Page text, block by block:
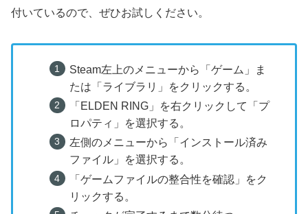
付いているので、ぜひお試しください。
Steam左上のメニューから「ゲーム」ま
たは「ライブラリ」をクリックする。
「ELDEN RING」を右クリックして「プ
ロパティ」を選択する。
左側のメニューから「インストール済み
ファイル」を選択する。
「ゲームファイルの整合性を確認」をク
リックする。